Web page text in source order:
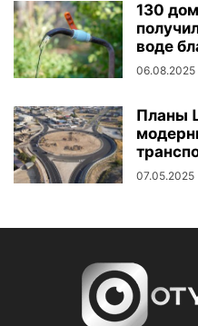
130
воде
06.08.2025
Планы
07.05.2025